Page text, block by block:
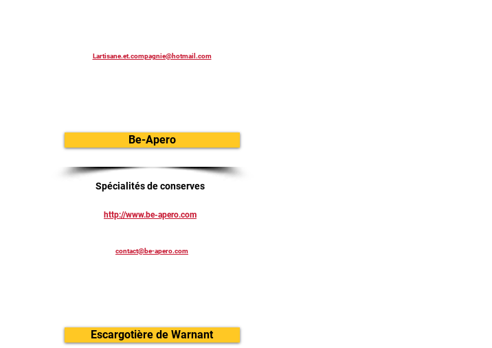
Lartisane.et.compagnie@hotmail.com
Be-Apero
Spécialités de conserves
http://www.be-apero.com
contact@be-apero.com
Escargotière de Warnant